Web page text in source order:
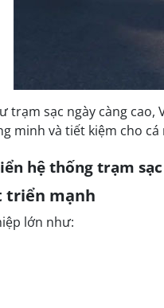
sạc ngày càng
minh và tiết kiệm cho
hệ thống trạm
triển mạnh
lớn như: